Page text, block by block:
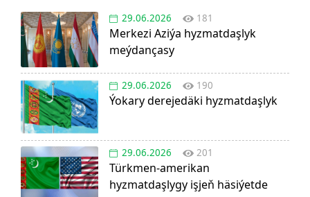
29.06.2026 181
Merkezi Aziýa hyzmatdaşlyk
meýdançasy
29.06.2026 190
Ýokary derejedäki hyzmatdaşlyk
29.06.2026 201
Türkmen-amerikan
hyzmatdaşlygy işjeň häsiýetde